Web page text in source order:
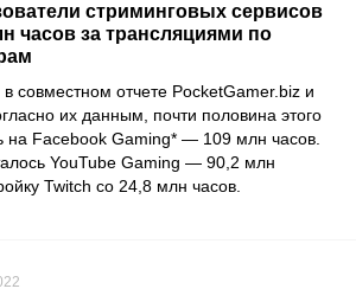
стриминговых сервисов
часов за трансляциями по
совместном отчете PocketGamer.biz и
их данным, почти половина этого
на Facebook Gaming* — 109 млн часов.
YouTube Gaming — 90,2 млн
Twitch со 24,8 млн часов.